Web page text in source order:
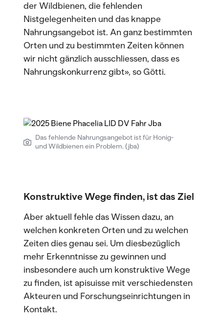
der Wildbienen, die fehlenden
Nistgelegenheiten und das knappe
Nahrungsangebot ist. An ganz bestimmten
Orten und zu bestimmten Zeiten können
wir nicht gänzlich ausschliessen, dass es
Nahrungskonkurrenz gibt», so Götti.
Das fehlende Nahrungsangebot ist für Honig-
und Wildbienen ein Problem. (jba)
Konstruktive Wege finden, ist das Ziel
Aber aktuell fehle das Wissen dazu, an
welchen konkreten Orten und zu welchen
Zeiten dies genau sei. Um diesbezüglich
mehr Erkenntnisse zu gewinnen und
insbesondere auch um konstruktive Wege
zu finden, ist apisuisse mit verschiedensten
Akteuren und Forschungseinrichtungen in
Kontakt.